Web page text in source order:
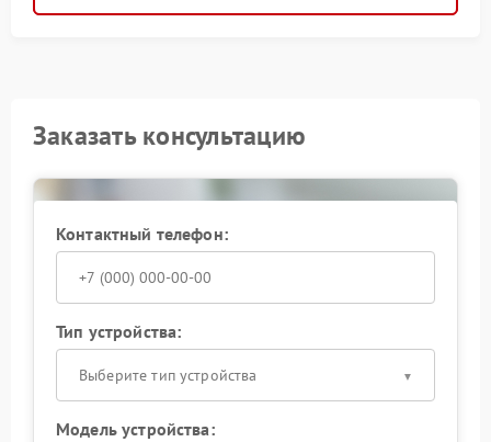
Заказать консультацию
Контактный телефон:
Тип устройства:
Выберите тип устройства
Модель устройства: